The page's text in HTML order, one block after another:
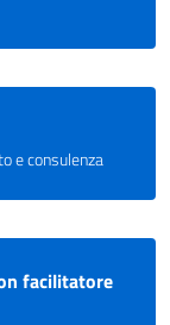
e consulenza
facilitatore